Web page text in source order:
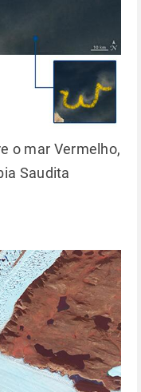
o mar Vermelho,
Saudita